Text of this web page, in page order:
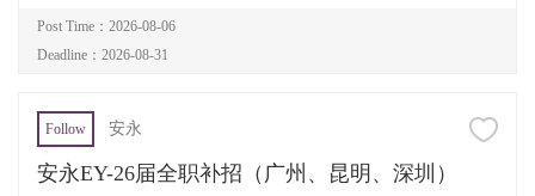
Post Time：2026-08-06
Deadline：2026-08-31
Follow 安永
安永EY-26届全职补招（广州、昆明、深圳）